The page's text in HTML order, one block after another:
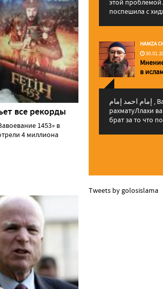
все рекорды
1453» в
4 миллиона
этой
поспешила с
HAMZA
в
إمام احمد إمام , Ва алейкум ассалам ва
рахматуЛлахи
брат за то что
Tweets by golosislama